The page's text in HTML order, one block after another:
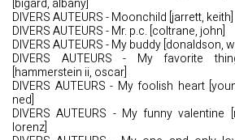
[bigard, albany]
DIVERS AUTEURS - Moonchild [jarrett, keith]
DIVERS AUTEURS - Mr. p.c. [coltrane, john]
DIVERS AUTEURS - My buddy [donaldson,
DIVERS AUTEURS - My favorite
[hammerstein ii, oscar]
DIVERS AUTEURS - My foolish heart
ned]
DIVERS AUTEURS - My funny valentine
lorenz]